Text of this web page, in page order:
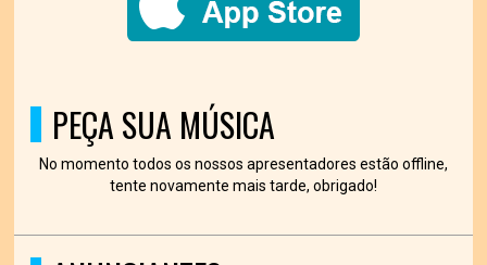
PEÇA SUA MÚSICA
No momento todos os nossos apresentadores estão offline,
tente novamente mais tarde, obrigado!